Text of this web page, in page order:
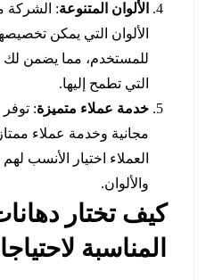
الألوان المتنوعة: الشركة
الألوان التي يمكن
للمستخدم، مما يضمن لك
التي تطمح إليها.
خدمة عملاء متميزة:
مجانية وخدمة عملاء
العملاء اختيار الأنسب
والألوان.
كيف تختار
المناسبة